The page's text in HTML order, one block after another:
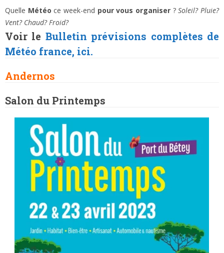
Quelle Météo ce week-end pour vous organiser ?Soleil? Pluie?
Vent? Chaud? Froid?
Voir le Bulletin prévisions complètes de
Météo france, ici.
Andernos
Salon du Printemps